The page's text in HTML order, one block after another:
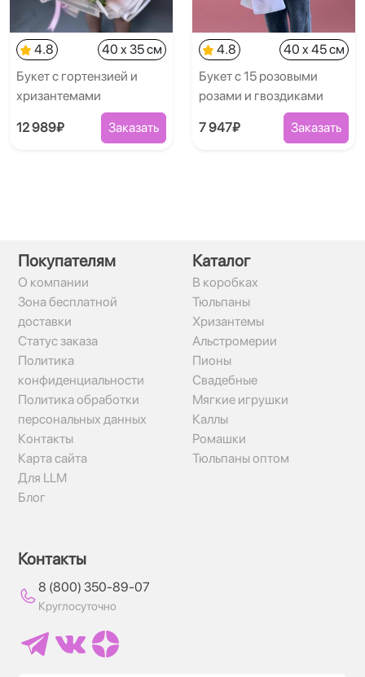
4.8
40 x 35 см
Букет с гортензией и
хризантемами
12 989₽ Заказать
4.8
40 x 45 см
Букет с 15 розовыми
розами и гвоздиками
7 947₽ Заказать
Покупателям
О компании
Зона бесплатной
доставки
Статус заказа
Политика
конфиденциальности
Политика обработки
персональных данных
Контакты
Карта сайта
Для LLM
Блог
Каталог
В коробках
Тюльпаны
Хризантемы
Альстромерии
Пионы
Свадебные
Мягкие игрушки
Каллы
Ромашки
Тюльпаны оптом
Контакты
8 (800) 350-89-07
Круглосуточно